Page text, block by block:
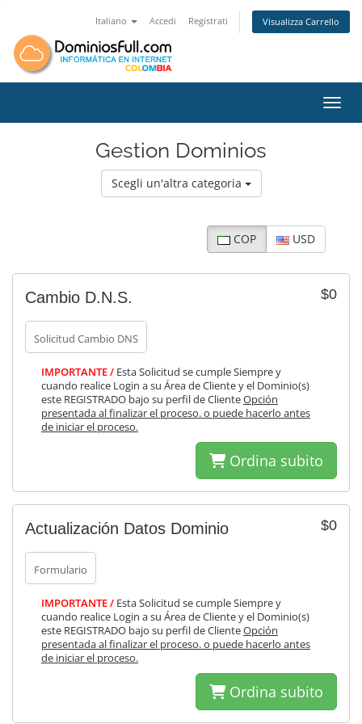
Italiano Accedi Registrati Visualizza Carrello
Gestion Dominios
Scegli un'altra categoria
COP USD
$0
Cambio D.N.S.
Solicitud Cambio DNS
IMPORTANTE / Esta Solicitud se cumple Siempre y
cuando realice Login a su Área de Cliente y el Dominio(s)
este REGISTRADO bajo su perfil de ClienteOpción
presentada al finalizar el proceso. o puede hacerlo antes
de iniciar el proceso.
Ordina subito
$0
Actualización Datos Dominio
Formulario
IMPORTANTE / Esta Solicitud se cumple Siempre y
cuando realice Login a su Área de Cliente y el Dominio(s)
este REGISTRADO bajo su perfil de ClienteOpción
presentada al finalizar el proceso. o puede hacerlo antes
de iniciar el proceso.
Ordina subito